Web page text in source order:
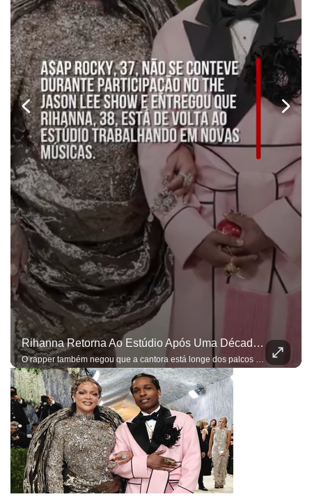
Rihanna Retorna Ao Estúdio Após Uma Década Desde O Lançamento De Seu Último Álbum, Revela A$AP Rocky
O rapper também negou que a cantora está longe dos palcos devido à maternidade